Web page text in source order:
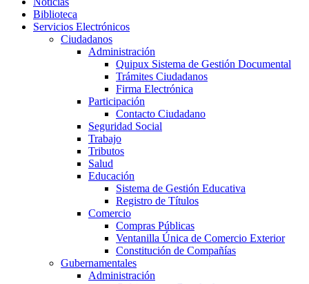
Biblioteca
Servicios Electrónicos
Ciudadanos
Administración
Quipux Sistema de Gestión Documental
Trámites Ciudadanos
Firma Electrónica
Participación
Contacto Ciudadano
Seguridad Social
Trabajo
Tributos
Salud
Educación
Sistema de Gestión Educativa
Registro de Títulos
Comercio
Compras Públicas
Ventanilla Única de Comercio Exterior
Constitución de Compañías
Gubernamentales
Administración